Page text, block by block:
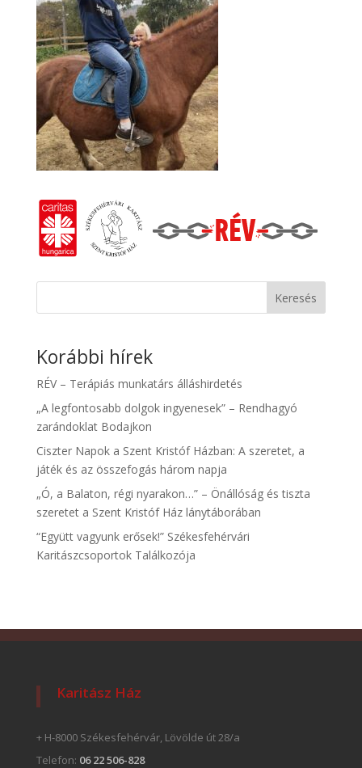
Keresés
Korábbi hírek
RÉV – Terápiás munkatárs álláshirdetés
„A legfontosabb dolgok ingyenesek” – Rendhagyó
zarándoklat Bodajkon
Ciszter Napok a Szent Kristóf Házban: A szeretet, a
játék és az összefogás három napja
„Ó, a Balaton, régi nyarakon…” – Önállóság és tiszta
szeretet a Szent Kristóf Ház lánytáborában
“Együtt vagyunk erősek!” Székesfehérvári
Karitászcsoportok Találkozója
Karitász Ház
+ H-8000 Székesfehérvár, Lövölde út 28/a
Telefon: 06 22 506-828